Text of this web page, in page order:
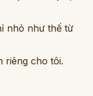
nhỏ như thế từ
riêng cho tôi.